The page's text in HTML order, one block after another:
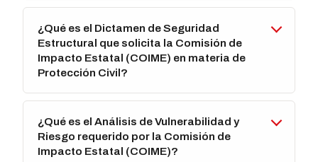
¿Qué es el Dictamen de Seguridad
Estructural que solicita la Comisión de
Impacto Estatal (COIME) en materia de
Protección Civil?
¿Qué es el Análisis de Vulnerabilidad y
Riesgo requerido por la Comisión de
Impacto Estatal (COIME)?